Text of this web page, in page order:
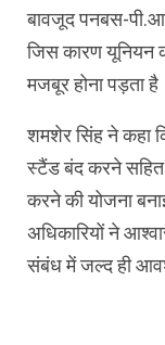
बावजूद पनबस-
जिस कारण यूनियन
मजबूर होना पड़ता
शमशेर सिंह ने कहा
स्टैंड बंद करने सहित
करने की योजना
अधिकारियों ने
संबंध में जल्द ही